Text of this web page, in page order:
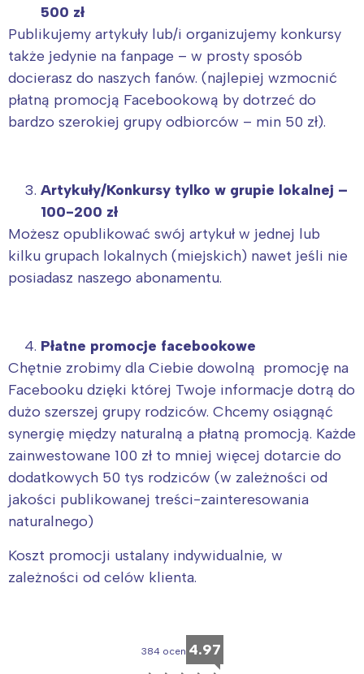
500 zł
Publikujemy artykuły lub/i organizujemy konkursy
także jedynie na fanpage – w prosty sposób
docierasz do naszych fanów. (najlepiej wzmocnić
płatną promocją Facebookową by dotrzeć do
bardzo szerokiej grupy odbiorców – min 50 zł).
Artykuły/Konkursy tylko w grupie lokalnej –
100-200 zł
Możesz opublikować swój artykuł w jednej lub
kilku grupach lokalnych (miejskich) nawet jeśli nie
posiadasz naszego abonamentu.
Płatne promocje facebookowe
Chętnie zrobimy dla Ciebie dowolną promocję na
Facebooku dzięki której Twoje informacje dotrą do
dużo szerszej grupy rodziców. Chcemy osiągnąć
synergię między naturalną a płatną promocją. Każde
zainwestowane 100 zł to mniej więcej dotarcie do
dodatkowych 50 tys rodziców (w zależności od
jakości publikowanej treści-zainteresowania
naturalnego)
Koszt promocji ustalany indywidualnie, w
zależności od celów klienta.
384 ocen 4.97